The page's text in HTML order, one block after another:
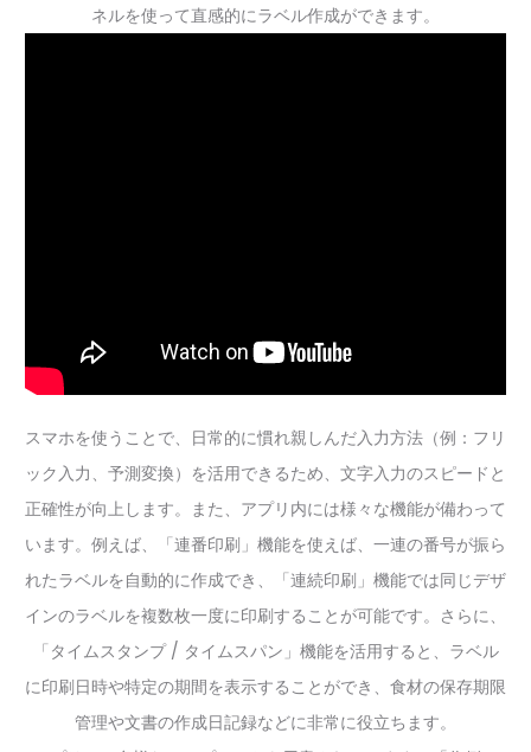
ネルを使って直感的にラベル作成ができます。
スマホを使うことで、日常的に慣れ親しんだ入力方法（例：フリ
ック入力、予測変換）を活用できるため、文字入力のスピードと
正確性が向上します。また、アプリ内には様々な機能が備わって
います。例えば、「連番印刷」機能を使えば、一連の番号が振ら
れたラベルを自動的に作成でき、「連続印刷」機能では同じデザ
インのラベルを複数枚一度に印刷することが可能です。さらに、
「タイムスタンプ / タイムスパン」機能を活用すると、ラベル
に印刷日時や特定の期間を表示することができ、食材の保存期限
管理や文書の作成日記録などに非常に役立ちます。